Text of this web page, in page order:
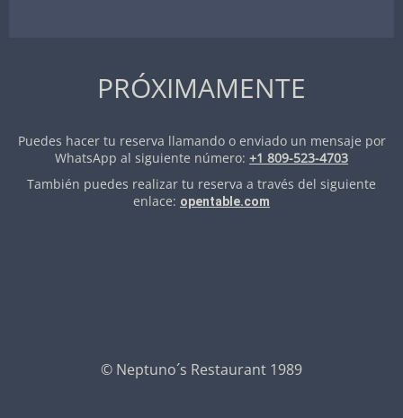
PRÓXIMAMENTE
Puedes hacer tu reserva llamando o enviado un mensaje por
WhatsApp al siguiente número: +1 809-523-4703
También puedes realizar tu reserva a través del siguiente
enlace: opentable.com
© Neptuno´s Restaurant 1989